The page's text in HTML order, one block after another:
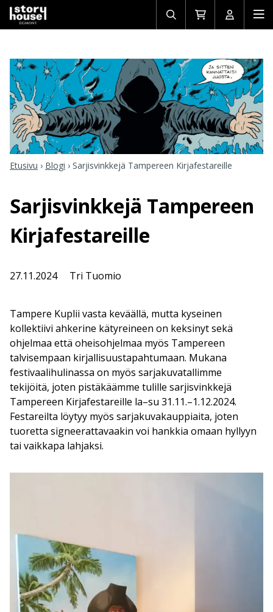
Avaa/sulje
haku
Siirry
ostoskoriin
Avaa/
Etusivu › Blogi › Sarjisvinkkejä Tampereen Kirjafestareille
Sarjisvinkkejä Tampereen
Kirjafestareille
27.11.2024 Tri Tuomio
Tampere Kuplii vasta keväällä, mutta kyseinen
kollektiivi ahkerine kätyreineen on keksinyt sekä
ohjelmaa että oheisohjelmaa myös Tampereen
talvisempaan kirjallisuustapahtumaan. Mukana
festivaalihulinassa on myös sarjakuvatallimme
tekijöitä, joten pistäkäämme tulille sarjisvinkkejä
Tampereen Kirjafestareille la–su 31.11.–1.12.2024.
Festareilta löytyy myös sarjakuvakauppiaita, joten
tuoretta signeerattavaakin voi hankkia omaan hyllyyn
tai vaikkapa lahjaksi.